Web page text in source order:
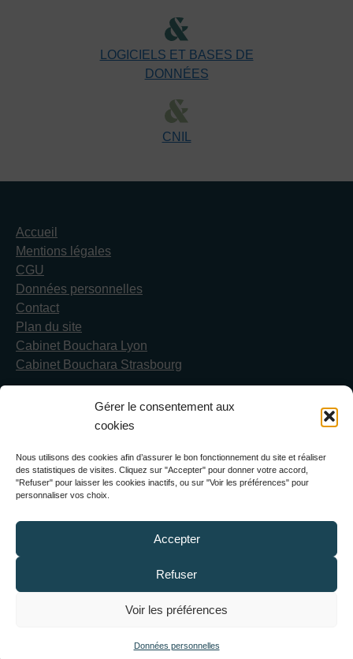
Gérer le consentement aux
cookies
Nous utilisons des cookies afin d’assurer le bon fonctionnement du site et réaliser
des statistiques de visites. Cliquez sur "Accepter" pour donner votre accord,
"Refuser" pour laisser les cookies inactifs, ou sur "Voir les préférences" pour
personnaliser vos choix.
Accepter
Refuser
Voir les préférences
Données personnelles
LOGICIELS ET BASES DE
DONNÉES
CNIL
Accueil
Mentions légales
CGU
Données personnelles
Contact
Plan du site
Cabinet Bouchara Lyon
Cabinet Bouchara Strasbourg
Spécialistes en droit de la propriété intellectuelle et NTIC
+ 33 (0) 1 42 25 42 30Fax :
31
info@cabinetbouchara.com